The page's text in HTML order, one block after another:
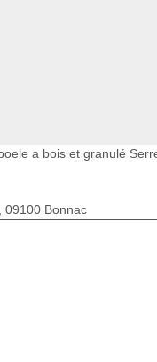
a bois et granulé
09100 Bonnac